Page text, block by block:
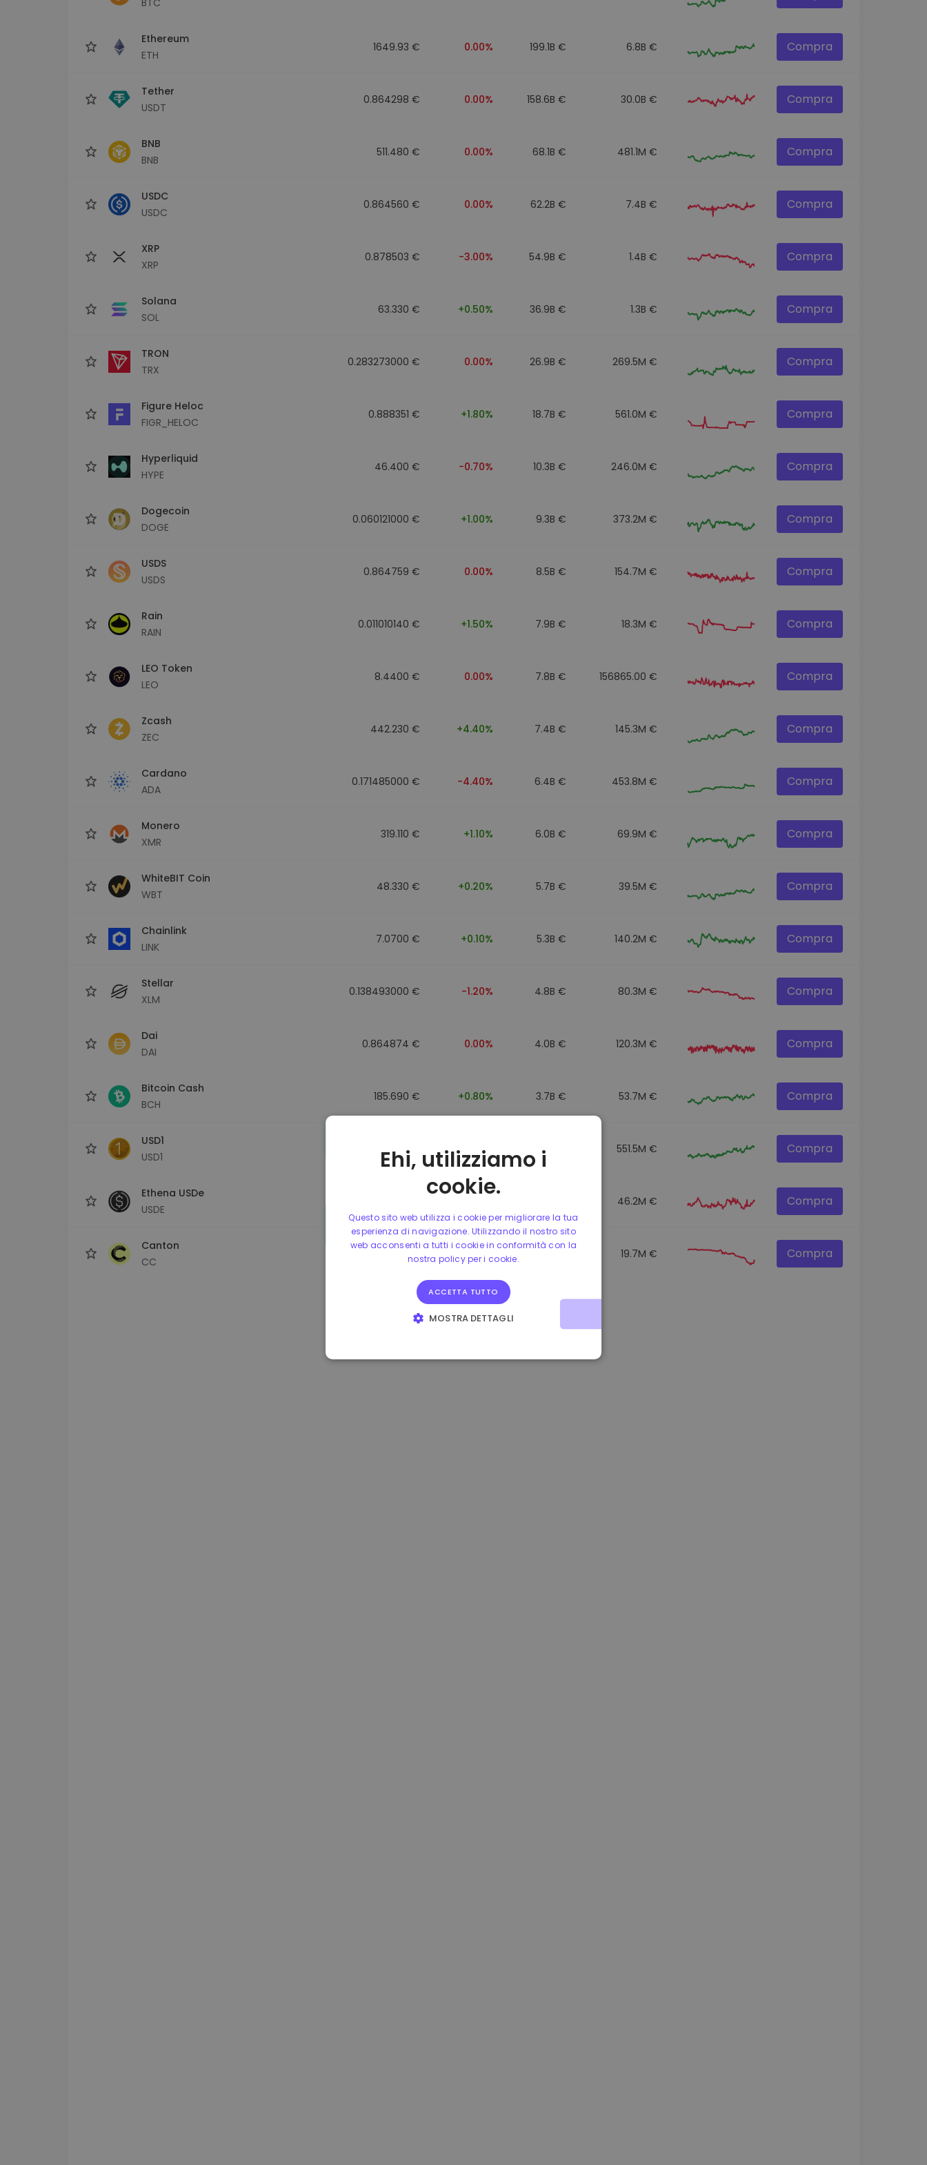
Ethereum
ETH
1649.93 € 0.00% 199.1B € 6.8B € Compra
Tether
USDT
0.864298 € 0.00% 158.6B € 30.0B € Compra
BNB
BNB
511.480 € 0.00% 68.1B € 481.1M € Compra
USDC
USDC
0.864560 € 0.00% 62.2B € 7.4B € Compra
XRP
XRP
0.878503 € -3.00% 54.9B € 1.4B € Compra
Solana
SOL
63.330 € +0.50% 36.9B € 1.3B € Compra
TRON
TRX
0.283273000 € 0.00% 26.9B € 269.5M € Compra
Figure Heloc
FIGR_HELOC
0.888351 € +1.80% 18.7B € 561.0M € Compra
Hyperliquid
HYPE
46.400 € -0.70% 10.3B € 246.0M € Compra
Dogecoin
DOGE
0.060121000 € +1.00% 9.3B € 373.2M € Compra
USDS
USDS
0.864759 € 0.00% 8.5B € 154.7M € Compra
Rain
RAIN
0.011010140 € +1.50% 7.9B € 18.3M € Compra
LEO Token
LEO
8.4400 € 0.00% 7.8B € 156865.00 € Compra
Zcash
ZEC
442.230 € +4.40% 7.4B € 145.3M € Compra
Cardano
ADA
0.171485000 € -4.40% 6.4B € 453.8M € Compra
Monero
XMR
319.110 € +1.10% 6.0B € 69.9M € Compra
WhiteBIT Coin
WBT
48.330 € +0.20% 5.7B € 39.5M € Compra
Chainlink
LINK
7.0700 € +0.10% 5.3B € 140.2M € Compra
Stellar
XLM
0.138493000 € -1.20% 4.8B € 80.3M € Compra
Dai
DAI
0.864874 € 0.00% 4.0B € 120.3M € Compra
Bitcoin Cash
BCH
185.690 € +0.80% 3.7B € 53.7M € Compra
USD1
USD1
0.864596 € 0.00% 3.5B € 551.5M € Compra
Ethena USDe
USDE
46.2M € Compra
Canton
CC
-4.80% 19.7M € Compra
Ehi, utilizziamo i
cookie.
Questo sito web utilizza i cookie per migliorare la tua
esperienza di navigazione. Utilizzando il nostro sito
web acconsenti a tutti i cookie in conformità con la
nostra policy per i cookie.
ACCETTA TUTTO
MOSTRA DETTAGLI